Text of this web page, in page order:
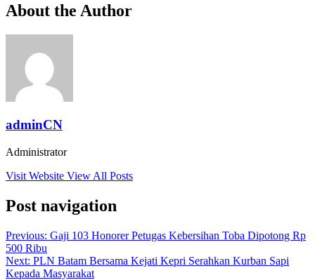
About the Author
adminCN
Administrator
Visit Website View All Posts
Post navigation
Previous: Gaji 103 Honorer Petugas Kebersihan Toba Dipotong Rp
500 Ribu
Next: PLN Batam Bersama Kejati Kepri Serahkan Kurban Sapi
Kepada Masyarakat